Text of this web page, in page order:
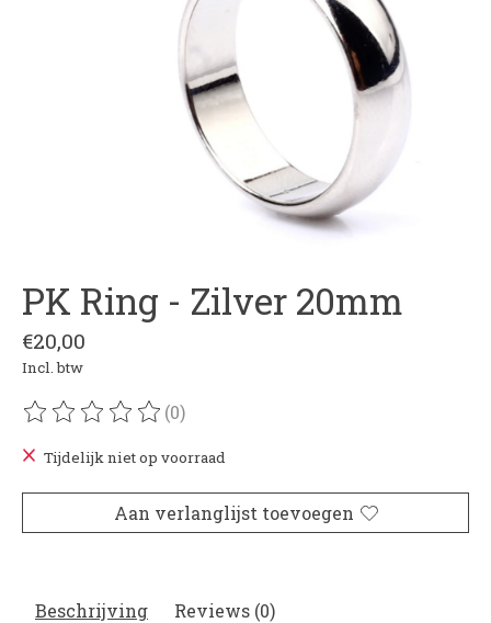
PK Ring - Zilver 20mm
€20,00
Incl. btw
De beoordeling van dit product is
(0)
Tijdelijk niet op voorraad
Aan verlanglijst toevoegen
Beschrijving Reviews (0)